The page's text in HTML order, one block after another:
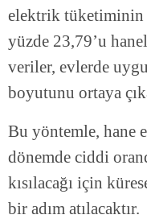
elektrik tüketiminin
yüzde 23,79’u
veriler, evlerde
boyutunu ortaya
Bu yöntemle, hane
dönemde ciddi
kısılacağı için
bir adım atılacaktır.